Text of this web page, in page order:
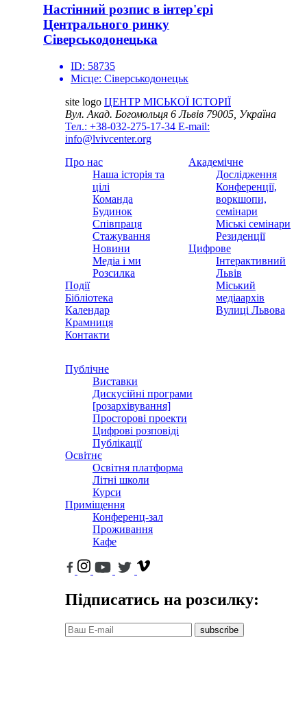
Настінний розпис в інтер'єрі
Центрального ринку
Сіверськодонецька
ID: 58735
Місце: Сіверськодонецьк
site logo ЦЕНТР МІСЬКОЇ ІСТОРІЇ
Вул. Акад. Богомольця 6Львів 79005, Україна
Тел.: +38-032-275-17-34 E-mail:
info@lvivcenter.org
Про нас
Наша історія та
цілі
Команда
Будинок
Співпраця
Стажування
Новини
Медіа і ми
Розсилка
Події
Бібліотека
Календар
Крамниця
Контакти
Академічне
Дослідження
Конференції,
воркшопи,
семінари
Міські семінари
Резиденції
Цифрове
Інтерактивний
Львів
Міський
медіаархів
Вулиці Львова
Публічне
Виставки
Дискусійні програми
[розархівування]
Просторові проекти
Цифрові розповіді
Публікації
Освітнє
Освітня платформа
Літні школи
Курси
Приміщення
Конференц-зал
Проживання
Кафе
Підписатись на розсилку:
subscribe